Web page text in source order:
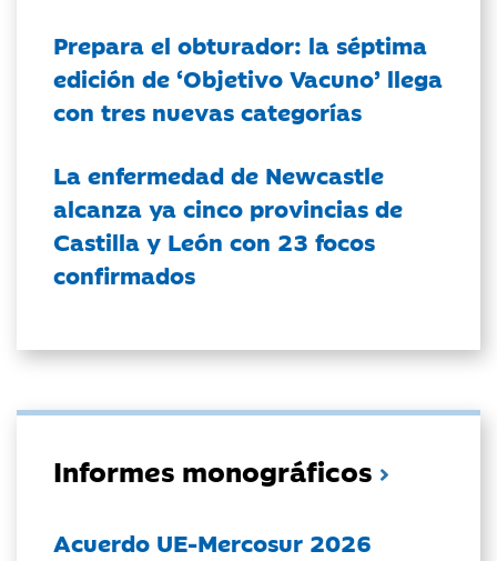
Prepara el obturador: la séptima
edición de ‘Objetivo Vacuno’ llega
con tres nuevas categorías
La enfermedad de Newcastle
alcanza ya cinco provincias de
Castilla y León con 23 focos
confirmados
Informes monográficos
Acuerdo UE-Mercosur 2026